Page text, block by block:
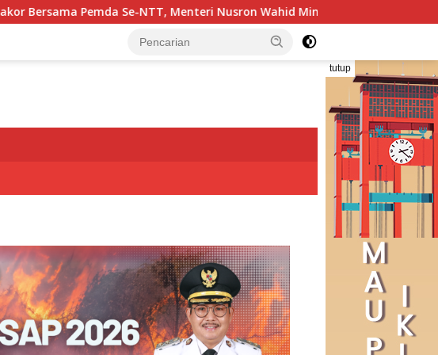
Menteri Nusron Wahid Minta Dukungan Kepala Daerah Wujudkan
tutup